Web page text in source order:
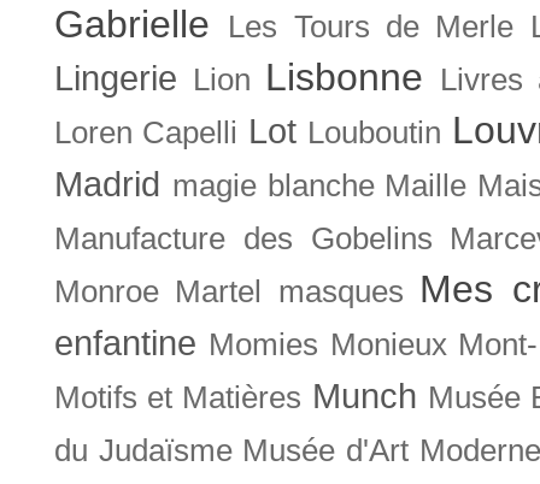
Gabrielle
Les Tours de Merle
Lingerie Lion Lisbonne
Livres
Loren Capelli Lot Louboutin
Madrid magie blanche Maille
Manufacture des Gobelins
Monroe Martel masques Mes
enfantine Momies Monieux
Motifs et Matières Munch Musée
du Judaïsme Musée d'Art